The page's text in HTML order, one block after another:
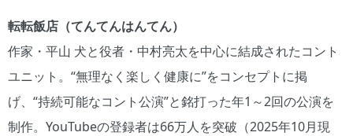
転転飯店（てんてんはんてん）
作家・平山 犬と役者・中村亮太を中心に結成されたコント
ユニット。“無理なく楽しく健康に”をコンセプトに掲
げ、“持続可能なコント公演”と銘打った年1～2回の公演を
制作。YouTubeの登録者は66万人を突破（2025年10月現